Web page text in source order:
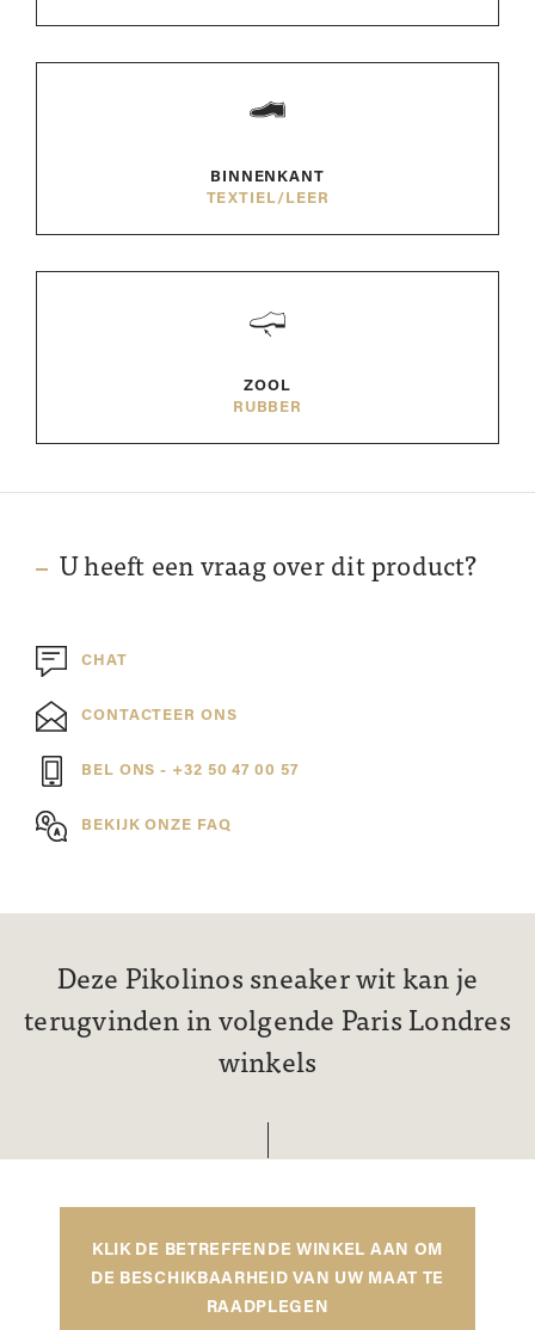
BINNENKANT
TEXTIEL/LEER
ZOOL
RUBBER
U heeft een vraag over dit product?
CHAT
CONTACTEER ONS
BEL ONS - +32 50 47 00 57
BEKIJK ONZE FAQ
Deze Pikolinos sneaker wit kan je
terugvinden in volgende Paris Londres
winkels
KLIK DE BETREFFENDE WINKEL AAN OM
DE BESCHIKBAARHEID VAN UW MAAT TE
RAADPLEGEN